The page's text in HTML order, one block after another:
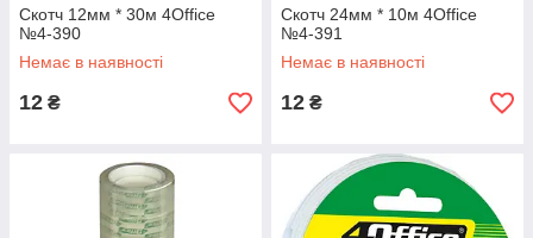
Скотч 12мм * 30м 4Office
№4-390
Немає в наявності
12 ₴
Скотч 24мм * 10м 4Office
№4-391
Немає в наявності
12 ₴